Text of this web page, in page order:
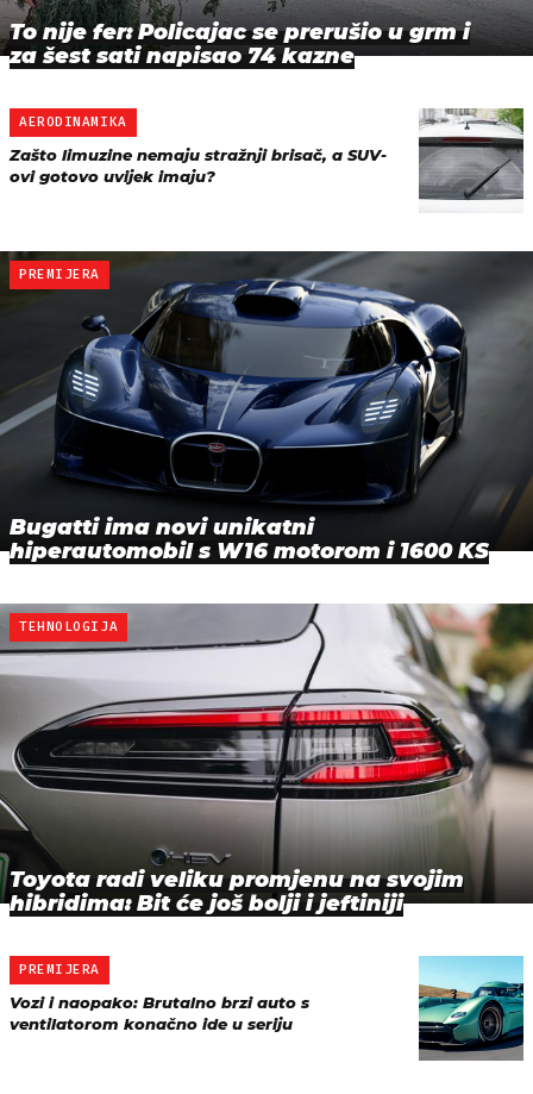
To nije fer: Policajac se prerušio u grm i
za šest sati napisao 74 kazne
AERODINAMIKA
Zašto limuzine nemaju stražnji brisač, a SUV-
ovi gotovo uvijek imaju?
PREMIJERA
Bugatti ima novi unikatni
hiperautomobil s W16 motorom i 1600 KS
TEHNOLOGIJA
Toyota radi veliku promjenu na svojim
hibridima: Bit će još bolji i jeftiniji
PREMIJERA
Vozi i naopako: Brutalno brzi auto s
ventilatorom konačno ide u seriju